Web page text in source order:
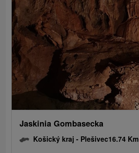
Jaskinia Gombasecka
Košický kraj - Plešivec16.74 Km